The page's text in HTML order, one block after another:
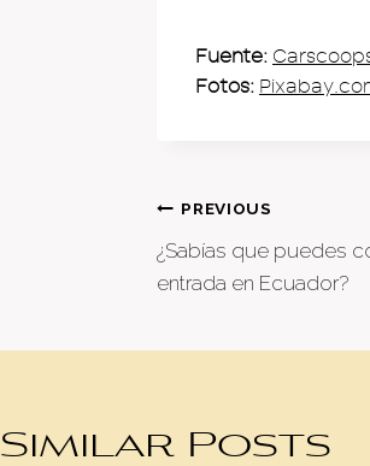
Fuente:
Fotos:
Post
PREVIOUS
¿Sabías que puedes
entrada en Ecuador?
Similar Posts